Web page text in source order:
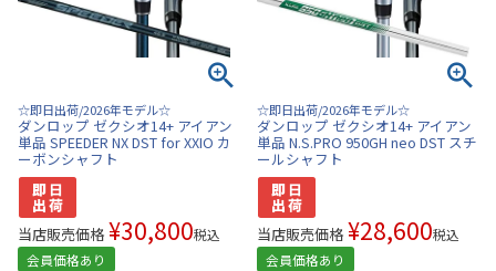
☆即日出荷/2026年モデル☆
ダンロップ ゼクシオ14+ アイアン
単品 SPEEDER NX DST for XXIO カ
ーボンシャフト
当店販売価格 ¥30,800税込
会員価格あり
☆即日出荷/2026年モデル☆
ダンロップ ゼクシオ14+ アイアン
単品 N.S.PRO 950GH neo DST スチ
ールシャフト
当店販売価格 ¥28,600税込
会員価格あり